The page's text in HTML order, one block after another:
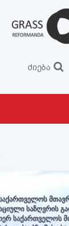
ძიება